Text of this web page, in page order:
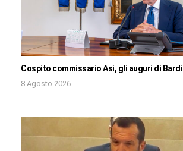
Cospito commissario Asi, gli auguri di Bardi
8 Agosto 2026